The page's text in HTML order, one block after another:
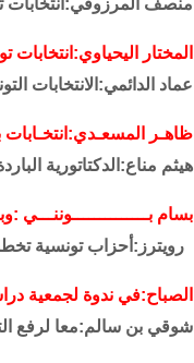
المختار اليحياوي:انتخابات تونس 2009: سيناريوهات لما بعد
عماد الدائمي:الانتخابات
ظاهـر المسعـدي:انتخـابات
هيثم مناع:الدكتاتورية
بسام بــــــــــــــوننـــي
رويترز:أحزاب تونسية
الصباح:في ندوة لجمعية
شوقي بن سالم:معا لرفع